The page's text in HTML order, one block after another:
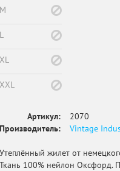
M
L
XL
XXL
Артикул:
2070
Производитель:
Vintage
Утеплённый жилет от
Ткань 100% нейлон Оксфорд.